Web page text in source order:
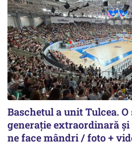
Baschetul a unit Tulcea.
generație extraordinară și
ne face mândri / foto +